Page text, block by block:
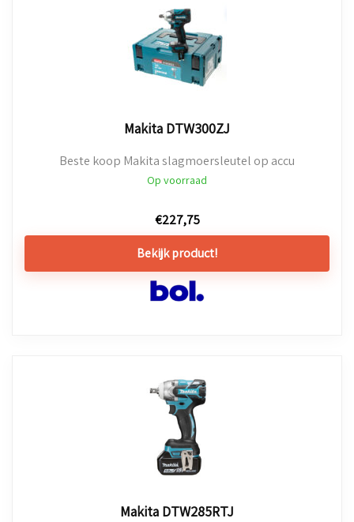
Makita DTW300ZJ
Beste koop Makita slagmoersleutel op accu
Op voorraad
€227,75
Bekijk product!
Makita DTW285RTJ